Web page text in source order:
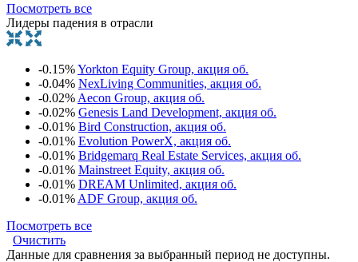
Посмотреть все
Лидеры падения в отрасли
-0.15%Yorkton Equity Group, акция об.
-0.04% NexLiving Communities, акция об.
-0.02% Aecon Group, акция об.
-0.02% Genesis Land Development, акция об.
-0.01% Bird Construction, акция об.
-0.01% Evolution PowerX, акция об.
-0.01% Bridgemarq Real Estate Services, акция об.
-0.01% Mainstreet Equity, акция об.
-0.01% DREAM Unlimited, акция об.
-0.01% ADF Group, акция об.
Посмотреть все
Очистить
Данные для сравнения за выбранный период не доступны.